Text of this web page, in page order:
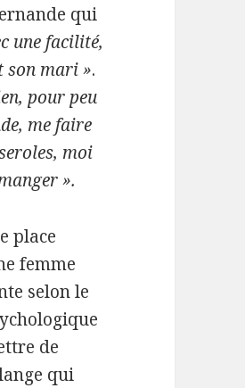
qui
une facilité,
son mari ».
pour peu
me faire
moi
».
place
femme
selon le
de
qui